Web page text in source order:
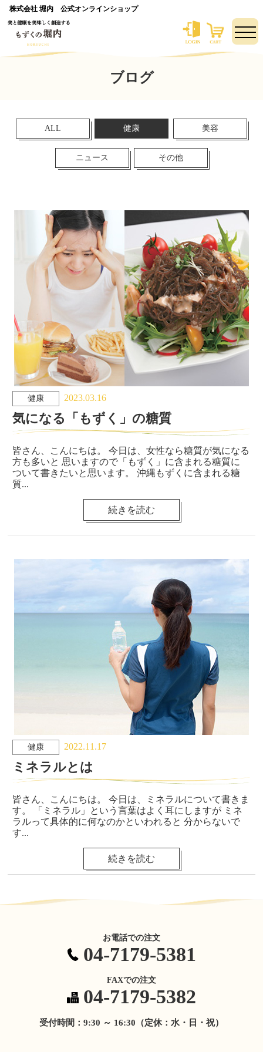
株式会社 堀内 公式オンラインショップ
ブログ
ALL 健康 美容
ニュース その他
健康 2023.03.16
気になる「もずく」の糖質
皆さん、こんにちは。 今日は、女性なら糖質が気になる
方も多いと 思いますので「もずく」に含まれる糖質に
ついて書きたいと思います。 沖縄もずくに含まれる糖
質...
続きを読む
健康 2022.11.17
ミネラルとは
皆さん、こんにちは。 今日は、ミネラルについて書きま
す。 「ミネラル」という言葉はよく耳にしますが ミネ
ラルって具体的に何なのかといわれると 分からないで
す...
続きを読む
お電話での注文
04-7179-5381
FAXでの注文
04-7179-5382
受付時間：9:30 ～ 16:30（定休：水・日・祝）